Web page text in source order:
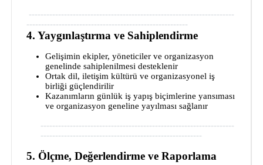
----------------------------------------------------------------------
-------------------------------------------------------
4. Yaygınlaştırma ve Sahiplendirme
Gelişimin ekipler, yöneticiler ve organizasyon
genelinde sahiplenilmesi desteklenir
Ortak dil, iletişim kültürü ve organizasyonel iş
birliği güçlendirilir
Kazanımların günlük iş yapış biçimlerine yansıması
ve organizasyon geneline yayılması sağlanır
------------------------------------------------------------------
-------------------------------------------------------
5. Ölçme, Değerlendirme ve Raporlama